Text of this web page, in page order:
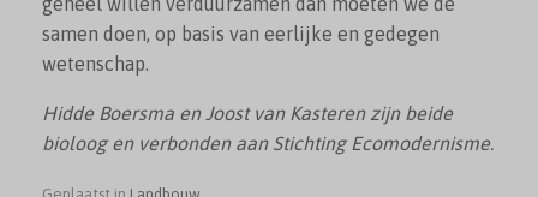
samen doen, op basis van eerlijke en gedegen
wetenschap.
Hidde Boersma en Joost van Kasteren zijn beide
bioloog en verbonden aan Stichting Ecomodernisme.
Geplaatst in Landbouw